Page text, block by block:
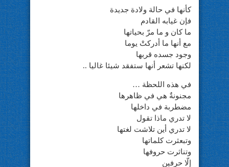
كأنها في حالة ولادة جديدة
فإن غيابه القادم
ما كان و ما مرّ بحياتها
مع أنها ما أدركتْ يوما
وجود جسده قربها
لكنها تشعر أنها ستفقد شيئا غاليا ..
في هذه اللحظة …
مجنونةٌ هي في ظاهرها
مضطربة في داخلها
لا تدري ماذا تقول
لا تدري أين تلاشت لغتها
وتبعثرت كلماتها
وتناثرت حروفها
إلّا حرفين